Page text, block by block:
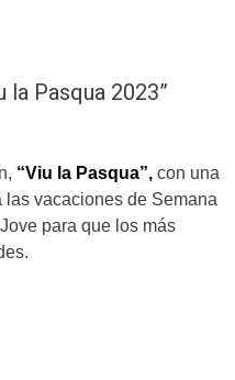
Pasqua 2023”
“Viu la Pasqua”, con una
vacaciones de Semana
para que los más